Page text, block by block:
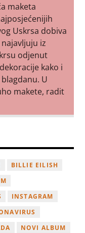
maketa
Uskrsa dobiva
iz
odjenut
kako i
U
makete, radit
BILLIE EILISH
INSTAGRAM
NOVI ALBUM